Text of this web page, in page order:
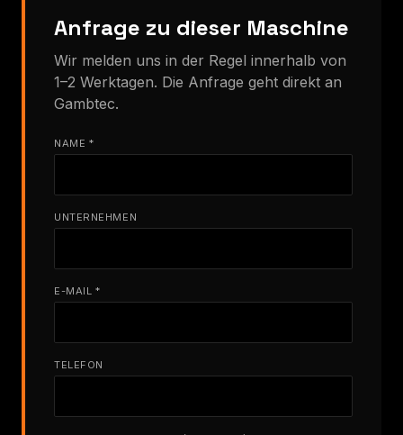
Anfrage zu dieser Maschine
Wir melden uns in der Regel innerhalb von
1–2 Werktagen. Die Anfrage geht direkt an
Gambtec.
NAME *
UNTERNEHMEN
E-MAIL *
TELEFON